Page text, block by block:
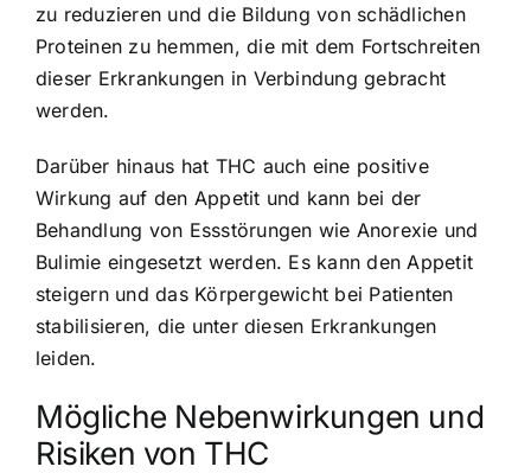
zu reduzieren und die Bildung von schädlichen
Proteinen zu hemmen, die mit dem Fortschreiten
dieser Erkrankungen in Verbindung gebracht
werden.
Darüber hinaus hat THC auch eine positive
Wirkung auf den Appetit und kann bei der
Behandlung von Essstörungen wie Anorexie und
Bulimie eingesetzt werden. Es kann den Appetit
steigern und das Körpergewicht bei Patienten
stabilisieren, die unter diesen Erkrankungen
leiden.
Mögliche Nebenwirkungen und
Risiken von THC